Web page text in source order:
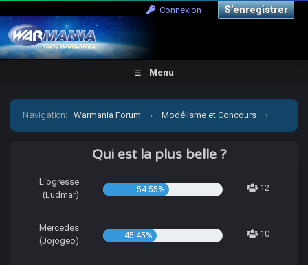
Connexion S’enregistrer
Menu
Navigation:Warmania Forum › Modélisme et Concours ›
› [CCCP] Vient par la mon petit Jojo!
Qui est la plus belle ?
L'ogresse
(Ludmar)
54.55% 12
Mercedes
(Jojogeo)
45.45% 10